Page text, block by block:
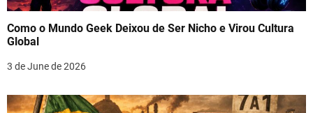
Como o Mundo Geek Deixou de Ser Nicho e Virou Cultura
Global
3 de June de 2026